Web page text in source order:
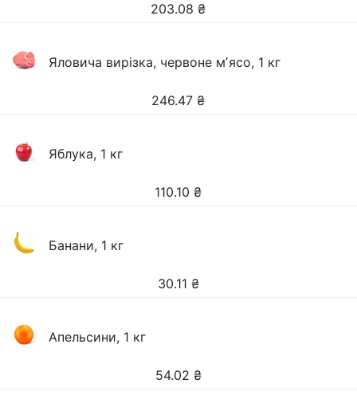
203.08 ₴
Яловича вирізка, червоне мʼясо, 1 кг
246.47 ₴
Яблука, 1 кг
110.10 ₴
Банани, 1 кг
30.11 ₴
Апельсини, 1 кг
54.02 ₴